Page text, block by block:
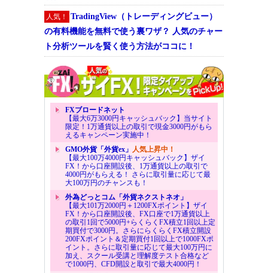
人気！
TradingView（トレーディングビュー）
の有料機能を無料で使う裏ワザ？ 人気のチャー
ト分析ツールを賢く使う方法がココに！
FXブロードネット
【最大6万3000円キャッシュバック】当サイト
限定！1万通貨以上の取引で現金3000円がもら
えるキャンペーン実施中！
GMO外貨「外貨ex」 人気上昇中！
【最大100万4000円キャッシュバック】ザイ
FX！から口座開設後、1万通貨以上の取引で
4000円がもらえる！ さらに取引量に応じて最
大100万円のチャンスも！
外為どっとコム「外貨ネクストネオ」
【最大101万2000円＋1200FXポイント】ザイ
FX！から口座開設後、FX口座で1万通貨以上
の取引1回で5000円+らくらくFX積立1回以上定
期買付で3000円。さらにらくらくFX積立開設
200FXポイント＆定期買付1回以上で1000FXポ
イント。さらに取引量に応じて最大100万円に
加え、スクール受講と理解度テスト合格など
で1000円、CFD開設と取引で最大4000円！